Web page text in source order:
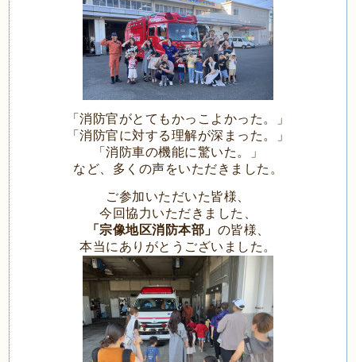
「消防官がとてもかっこよかった。」
「消防官に対する理解が深まった。」
「消防車の機能に驚いた。」
など、多くの声をいただきました。
ご参加いただいた皆様、
今回協力いただきました、
「宗像地区消防本部」 の皆様、
本当にありがとうございました。